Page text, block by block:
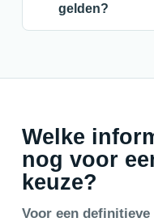
gelden?
Welke
nog voor
keuze?
Voor een